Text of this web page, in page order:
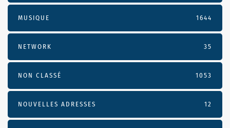
MUSIQUE 1644
NETWORK 35
NON CLASSÉ 1053
NOUVELLES ADRESSES 12